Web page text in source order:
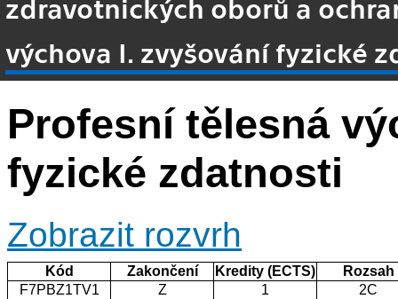
výchova I. zvyšování fyzické
Profesní tělesná
fyzické zdatnosti
Zobrazit rozvrh
Kód Zakončení Kredity (ECTS)
Rozsah
F7PBZ1TV1
Z 1 2C